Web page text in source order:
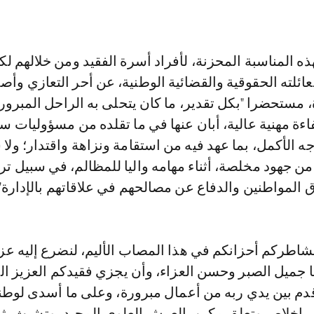
المناسبة المحزنة، لأفراد أسرة الفقيد ومن خلالهم
الحقوقية والقضائية الوطنية، عن أحر التعازي
مستحضرا "بكل تقدير، ما كان يتحلى به الراحل
مهنية عالية، أبان عنها في ما تقلده من مسؤوليات
الأكمل، بما عهد فيه من استقامة ونزاهة واقتدار؛ ولا
من جهود مخلصة، أثناء مهامه والیا للمظالم، في سبيل
المواطنين والدفاع عن مصالحهم في علاقاتهم
أحزانكم في هذا المصاب الأليم، لنضرع إليه
جميل الصبر وحسن العزاء، وأن يجزي فقيدكم العزيز
بين يدي ربه من أعمال مبرورة، وعلى ما أسدى